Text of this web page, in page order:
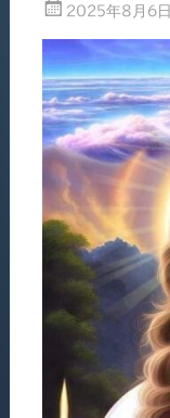
2025年8月6日